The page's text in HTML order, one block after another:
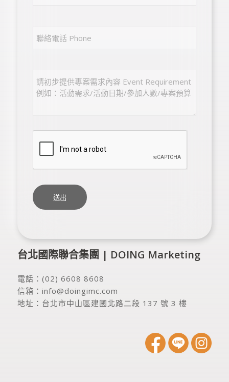
台北國際聯合集團 | DOING Marketing
電話： (02) 6608 8608
信箱： info@doingimc.com
地址： 台北市中山區建國北路二段 137 號 3 樓